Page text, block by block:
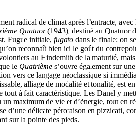
radical de climat après l’entracte, avec
Quatuor(1943), destiné au Quatuor
Fugue initiale, fugato dans le finale: on
reconnaît bien ici le goût du
au Hindemith de la maturité, mais
le Quatrième s’ouvre également sur
vers ce langage néoclassique si
alliage de modalité et tonalité, est en
tout à fait caractéristique. Les Danel y
un maximum de vie et d’énergie, tout en
d’une délicate péroraison en pizzicati,
sur la pointe des pieds.